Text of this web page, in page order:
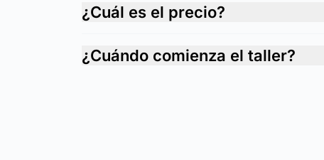
¿Cuál es el precio?
¿Cuándo comienza el taller?